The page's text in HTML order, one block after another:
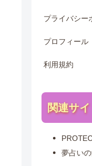
プライバシー
プロフィール
利用規約
関連サイ
夢占い